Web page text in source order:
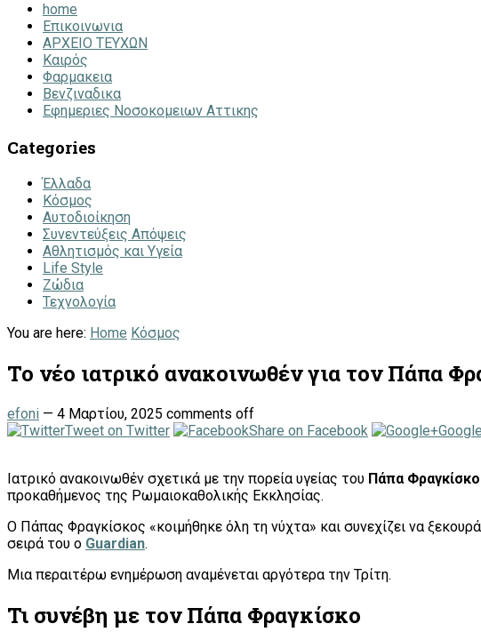
home
Επικοινωνια
ΑΡΧΕΙΟ ΤΕΥΧΩΝ
Καιρός
Φαρμακεια
Βενζιναδικα
Εφημεριες Νοσοκομειων Αττικης
Categories
Έλλαδα
Κόσμος
Αυτοδιοίκηση
Συνεντεύξεις Απόψεις
Αθλητισμός και Υγεία
Life Style
Ζώδια
Τεχνολογία
You are here: Home Κόσμος
Το νέο ιατρικό ανακοινωθέν για τον Πάπα
efoni — 4 Μαρτίου, 2025 comments off
Tweet on Twitter
Share on Facebook
Ιατρικό ανακοινωθέν σχετικά με την πορεία υγείας του Πάπα
προκαθήμενος της Ρωμαιοκαθολικής Εκκλησίας.
Ο Πάπας Φραγκίσκος «κοιμήθηκε όλη τη νύχτα» και συνεχίζει να
σειρά του ο Guardian.
Μια περαιτέρω ενημέρωση αναμένεται αργότερα την Τρίτη.
Τι συνέβη με τον Πάπα Φραγκίσκο